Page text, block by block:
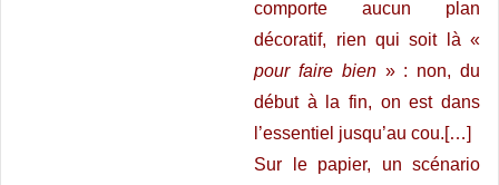
comporte aucun plan
décoratif, rien qui soit là «
pour faire bien» : non, du
début à la fin, on est dans
l’essentiel jusqu’au cou.[…]
Sur le papier, un scénario